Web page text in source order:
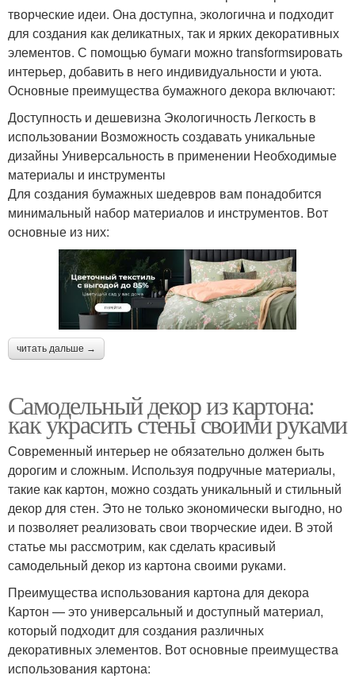
творческие идеи. Она доступна, экологична и подходит
для создания как деликатных, так и ярких декоративных
элементов. С помощью бумаги можно transformsировать
интерьер, добавить в него индивидуальности и уюта.
Основные преимущества бумажного декора включают:
Доступность и дешевизна Экологичность Легкость в
использовании Возможность создавать уникальные
дизайны Универсальность в применении Необходимые
материалы и инструменты
Для создания бумажных шедевров вам понадобится
минимальный набор материалов и инструментов. Вот
основные из них:
читать дальше →
Самодельный декор из картона:
как украсить стены своими руками
Современный интерьер не обязательно должен быть
дорогим и сложным. Используя подручные материалы,
такие как картон, можно создать уникальный и стильный
декор для стен. Это не только экономически выгодно, но
и позволяет реализовать свои творческие идеи. В этой
статье мы рассмотрим, как сделать красивый
самодельный декор из картона своими руками.
Преимущества использования картона для декора
Картон — это универсальный и доступный материал,
который подходит для создания различных
декоративных элементов. Вот основные преимущества
использования картона: